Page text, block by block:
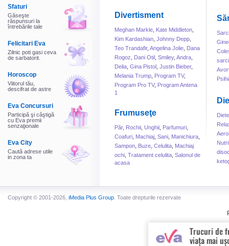
Sfaturi
Găseşte
răspunsuri la
întrebările tale
Felicitari Eva
Zilnic poti gasi ceva
de sarbatorit.
Horoscop
Viitorul tău,
descifrat de astre
Eva Concursuri
Participă şi câştigă
cu Eva premii
senzaţionale
Eva City
Caută adrese utile
in zona ta
Divertisment
Meghan Markle Kate Middleton
Kim Kardashian Johnny Depp
Teo Trandafir, Angelina Jolie Dana
Rogoz
Dani Otil Smiley, Andra
Delia Gina Pistol Justin Bieber,
Melania Trump Program TV,
Program Pro TV, Program Antena
1
Frumuseţe
Păr, Rochii Unghii Parfumuri
Coafuri Machiaj Sani Manichiura
Sampon Buze Celulita Machiaj
ochi Tratament celulita Salonul de
acasa
Diete
Copyright © 2001-2026, iMedia Plus Group . Toate drepturile rezervate